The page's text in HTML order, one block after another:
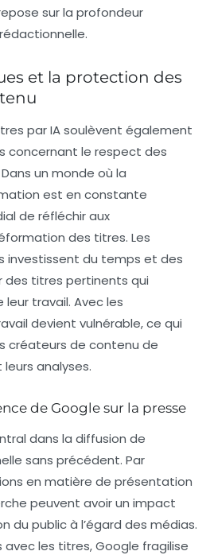
sur la profondeur
et la protection des
par IA soulèvent également
concernant le respect des
un monde où la
est en constante
de réfléchir aux
des titres. Les
investissent du temps et des
titres pertinents qui
travail. Avec les
devient vulnérable, ce qui
créateurs de contenu de
analyses.
de Google sur la presse
dans la diffusion de
sans précédent. Par
en matière de présentation
peuvent avoir un impact
du public à l’égard des médias.
avec les titres, Google fragilise